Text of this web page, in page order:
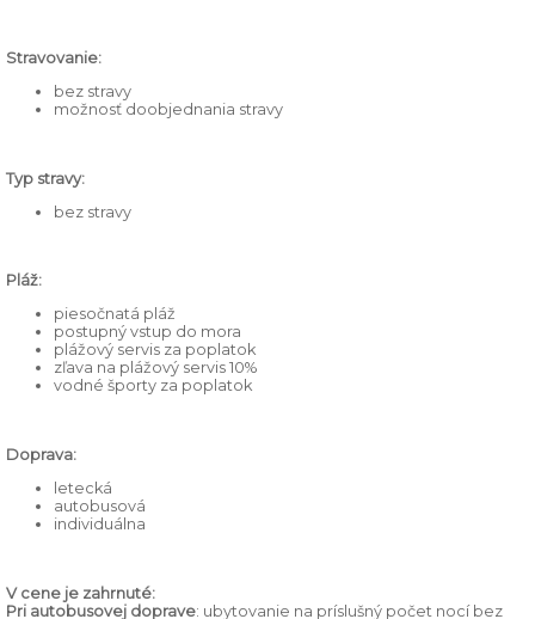
Stravovanie:
bez stravy
možnosť doobjednania stravy
Typ stravy:
bez stravy
Pláž:
piesočnatá pláž
postupný vstup do mora
plážový servis za poplatok
zľava na plážový servis 10%
vodné športy za poplatok
Doprava:
letecká
autobusová
individuálna
V cene je zahrnuté:
Pri autobusovej doprave: ubytovanie na príslušný počet nocí bez